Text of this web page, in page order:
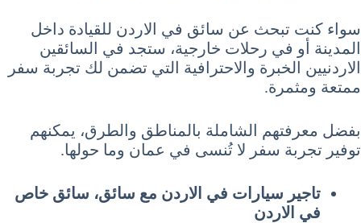
سواء كنت تبحث عن سائق في الاردن للقيادة داخل
المدينة أو في رحلات خارجية، ستجد في السائقين
الاردنيين الخبرة والاحترافية التي تضمن لك تجربة سفر
ممتعة ومثمرة.
بفضل معرفتهم الشاملة بالمناطق والطرق، يمكنهم
توفير تجربة سفر لا تُنسى في عمان وما حولها.
تاجير سيارات في الاردن مع سائق، سائق خاص
في الاردن